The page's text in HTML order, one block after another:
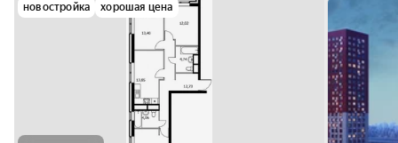
новостройка хорошая цена